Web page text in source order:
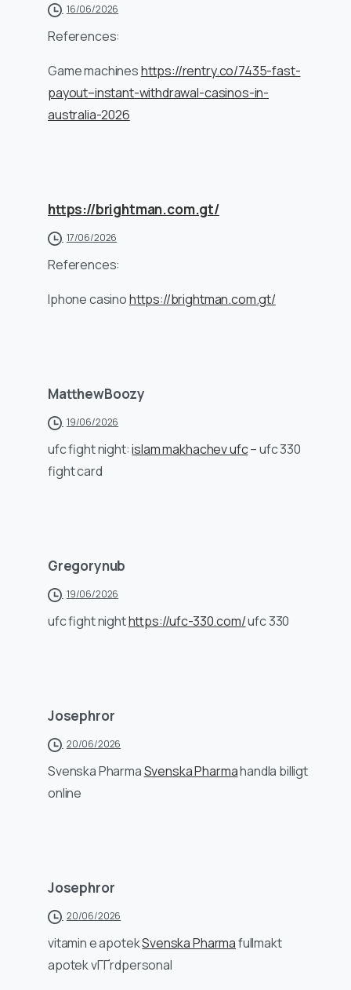
16/06/2026
References:
Game machineshttps://rentry.co/7435-fast-
payout–instant-withdrawal-casinos-in-
australia-2026
https://brightman.com.gt/
17/06/2026
References:
Iphone casinohttps://brightman.com.gt/
MatthewBoozy
19/06/2026
ufc fight night:islam makhachev ufc– ufc 330
fight card
Gregorynub
19/06/2026
ufc fight nighthttps://ufc-330.com/ufc 330
Josephror
20/06/2026
Svenska PharmaSvenska Pharmahandla billigt
online
Josephror
20/06/2026
vitamin e apotekSvenska Pharmafullmakt
apotek vГҐrdpersonal